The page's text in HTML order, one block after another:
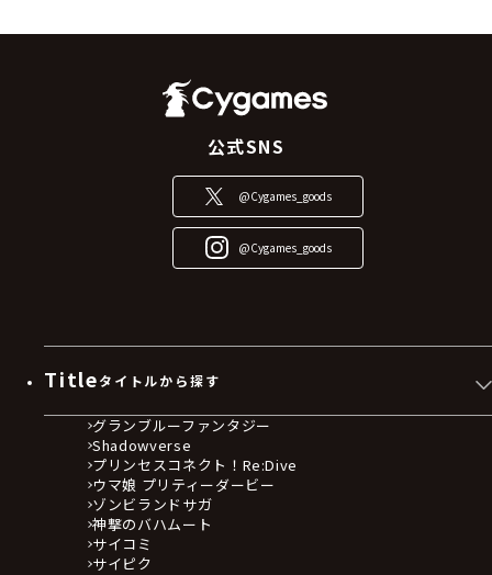
公式SNS
@Cygames_goods
@Cygames_goods
Titleタイトルから探す
グランブルーファンタジー
Shadowverse
プリンセスコネクト！Re:Dive
ウマ娘 プリティーダービー
ゾンビランドサガ
神撃のバハムート
サイコミ
サイピク